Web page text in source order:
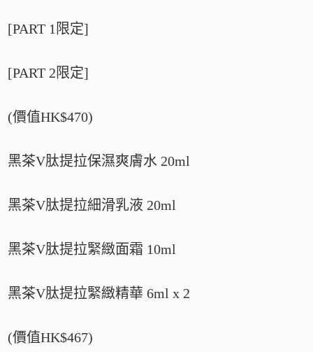
[PART 1限定]
[PART 2限定]
(價值HK$470)
黑茶V肽提拉保濕爽膚水 20ml
黑茶V肽提拉細滑乳液 20ml
黑茶V肽提拉緊緻面霜 10ml
黑茶V肽提拉緊緻精華 6ml x 2
(價值HK$467)